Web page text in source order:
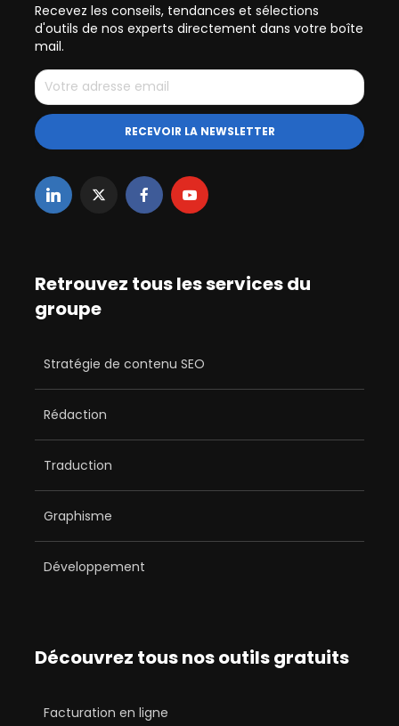
Recevez les conseils, tendances et sélections
d'outils de nos experts directement dans votre boîte
mail.
Retrouvez tous les services du
groupe
Stratégie de contenu SEO
Rédaction
Traduction
Graphisme
Développement
Découvrez tous nos outils gratuits
Facturation en ligne